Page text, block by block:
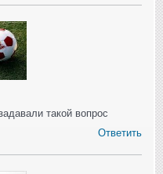
такой вопрос
Ответить